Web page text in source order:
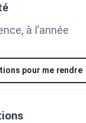
à l’année
pour me rendre